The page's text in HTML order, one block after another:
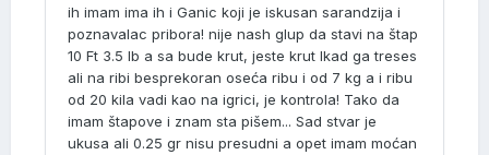
ih imam ima ih i Ganic koji je iskusan sarandzija i
poznavalac pribora! nije nash glup da stavi na štap
10 Ft 3.5 lb a sa bude krut, jeste krut lkad ga treses
ali na ribi besprekoran oseća ribu i od 7 kg a i ribu
od 20 kila vadi kao na igrici, je kontrola! Tako da
imam štapove i znam sta pišem... Sad stvar je
ukusa ali 0.25 gr nisu presudni a opet imam moćan